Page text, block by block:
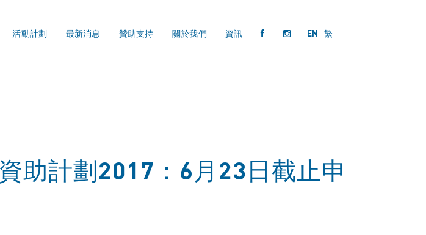
活動計劃 最新消息 贊助支持 關於我們 資訊 EN 繁
助計劃2017：6月23日截止申